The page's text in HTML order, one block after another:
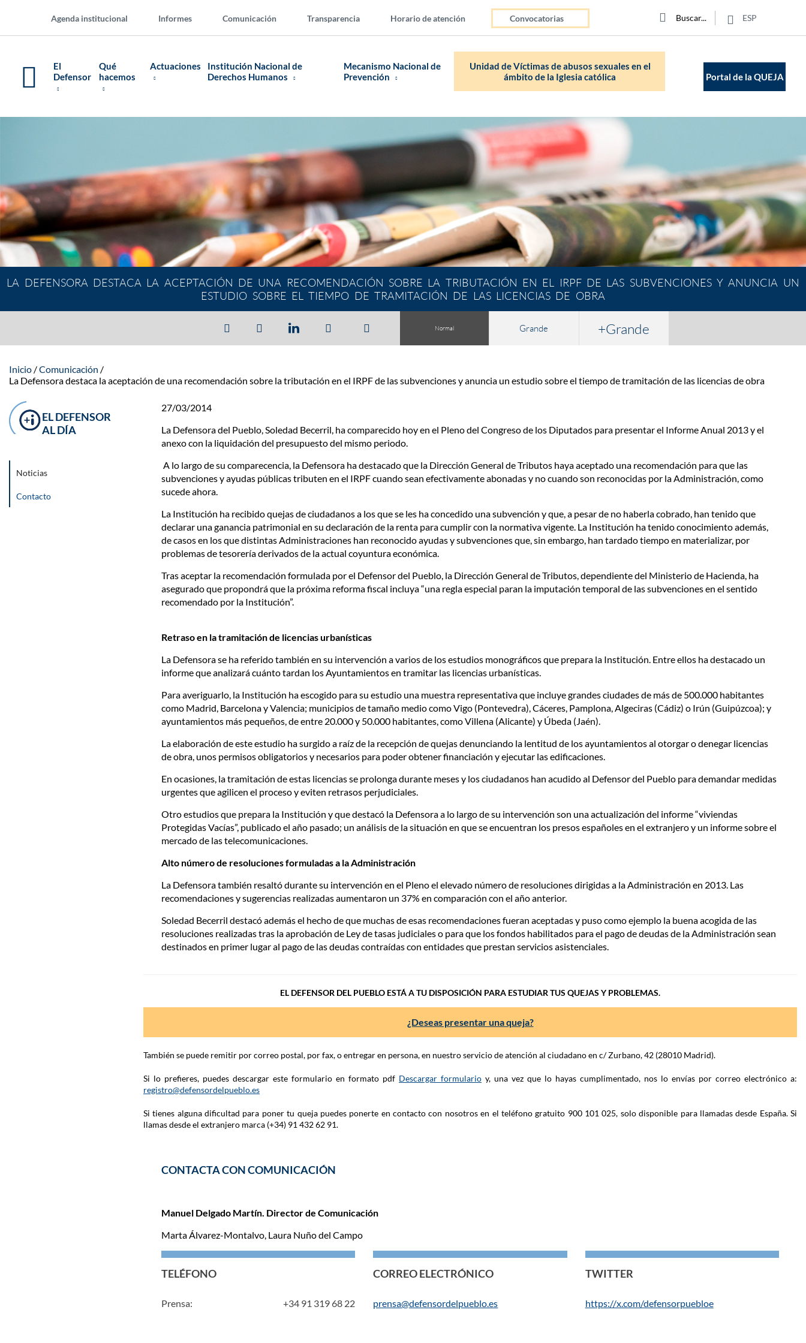
Agenda institucional Informes Comunicación Transparencia Horario de atención Convocatorias
Buscar
Click para buscar
Buscar ESP
El
Defensor
Qué
hacemos
Actuaciones
Institución Nacional de
Derechos Humanos
Mecanismo Nacional de
Prevención
Unidad de Víctimas de abusos sexuales en el
ámbito de la Iglesia católica
Portal de la QUEJA
LA DEFENSORA DESTACA LA ACEPTACIÓN DE UNA RECOMENDACIÓN SOBRE LA TRIBUTACIÓN EN EL IRPF DE LAS SUBVENCIONES Y ANUNCIA UN
ESTUDIO SOBRE EL TIEMPO DE TRAMITACIÓN DE LAS LICENCIAS DE OBRA
Normal Grande +Grande
Inicio
Comunicación
La Defensora destaca la aceptación de una recomendación sobre la tributación en el IRPF de las subvenciones y anuncia un estudio sobre el tiempo de tramitación de las licencias de obra
27/03/2014
La Defensora del Pueblo, Soledad Becerril, ha comparecido hoy en el Pleno del Congreso de los Diputados para presentar el Informe Anual 2013 y el
anexo con la liquidación del presupuesto del mismo periodo.
A lo largo de su comparecencia, la Defensora ha destacado que la Dirección General de Tributos haya aceptado una recomendación para que las
subvenciones y ayudas públicas tributen en el IRPF cuando sean efectivamente abonadas y no cuando son reconocidas por la Administración, como
sucede ahora.
La Institución ha recibido quejas de ciudadanos a los que se les ha concedido una subvención y que, a pesar de no haberla cobrado, han tenido que
declarar una ganancia patrimonial en su declaración de la renta para cumplir con la normativa vigente. La Institución ha tenido conocimiento además,
de casos en los que distintas Administraciones han reconocido ayudas y subvenciones que, sin embargo, han tardado tiempo en materializar, por
problemas de tesorería derivados de la actual coyuntura económica.
Tras aceptar la recomendación formulada por el Defensor del Pueblo, la Dirección General de Tributos, dependiente del Ministerio de Hacienda, ha
asegurado que propondrá que la próxima reforma fiscal incluya “una regla especial paran la imputación temporal de las subvenciones en el sentido
recomendado por la Institución”.
Retraso en la tramitación de licencias urbanísticas
La Defensora se ha referido también en su intervención a varios de los estudios monográficos que prepara la Institución. Entre ellos ha destacado un
informe que analizará cuánto tardan los Ayuntamientos en tramitar las licencias urbanísticas.
Para averiguarlo, la Institución ha escogido para su estudio una muestra representativa que incluye grandes ciudades de más de 500.000 habitantes
como Madrid, Barcelona y Valencia; municipios de tamaño medio como Vigo (Pontevedra), Cáceres, Pamplona, Algeciras (Cádiz) o Irún (Guipúzcoa); y
ayuntamientos más pequeños, de entre 20.000 y 50.000 habitantes, como Villena (Alicante) y Úbeda (Jaén).
La elaboración de este estudio ha surgido a raíz de la recepción de quejas denunciando la lentitud de los ayuntamientos al otorgar o denegar licencias
de obra, unos permisos obligatorios y necesarios para poder obtener financiación y ejecutar las edificaciones.
En ocasiones, la tramitación de estas licencias se prolonga durante meses y los ciudadanos han acudido al Defensor del Pueblo para demandar medidas
urgentes que agilicen el proceso y eviten retrasos perjudiciales.
Otro estudios que prepara la Institución y que destacó la Defensora a lo largo de su intervención son una actualización del informe “viviendas
Protegidas Vacías”, publicado el año pasado; un análisis de la situación en que se encuentran los presos españoles en el extranjero y un informe sobre el
mercado de las telecomunicaciones.
Alto número de resoluciones formuladas a la Administración
La Defensora también resaltó durante su intervención en el Pleno el elevado número de resoluciones dirigidas a la Administración en 2013. Las
recomendaciones y sugerencias realizadas aumentaron un 37% en comparación con el año anterior.
Soledad Becerril destacó además el hecho de que muchas de esas recomendaciones fueran aceptadas y puso como ejemplo la buena acogida de las
resoluciones realizadas tras la aprobación de Ley de tasas judiciales o para que los fondos habilitados para el pago de deudas de la Administración sean
destinados en primer lugar al pago de las deudas contraídas con entidades que prestan servicios asistenciales.
EL DEFENSOR DEL PUEBLO ESTÁ A TU DISPOSICIÓN PARA ESTUDIAR TUS QUEJAS Y PROBLEMAS.
¿Deseas presentar una queja?
También se puede remitir por correo postal, por fax, o entregar en persona, en nuestro servicio de atención al ciudadano en c/ Zurbano, 42 (28010 Madrid).
Si lo prefieres, puedes descargar este formulario en formato pdf Descargar formulario y, una vez que lo hayas cumplimentado, nos lo envías por correo electrónico a:
registro@defensordelpueblo.es
Si tienes alguna dificultad para poner tu queja puedes ponerte en contacto con nosotros en el teléfono gratuito 900 101 025, solo disponible para llamadas desde España. Si
llamas desde el extranjero marca (+34) 91 432 62 91.
CONTACTA CON COMUNICACIÓN
Manuel Delgado Martín. Director de Comunicación
Marta Álvarez-Montalvo, Laura Nuño del Campo
TELÉFONO
Prensa: +34 91 319 68 22
CORREO ELECTRÓNICO
prensa@defensordelpueblo.es
TWITTER
https://x.com/defensorpuebloe
EL DEFENSOR
AL DÍA
Noticias
Contacto